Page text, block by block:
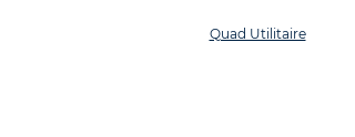
Quad Utilitaire